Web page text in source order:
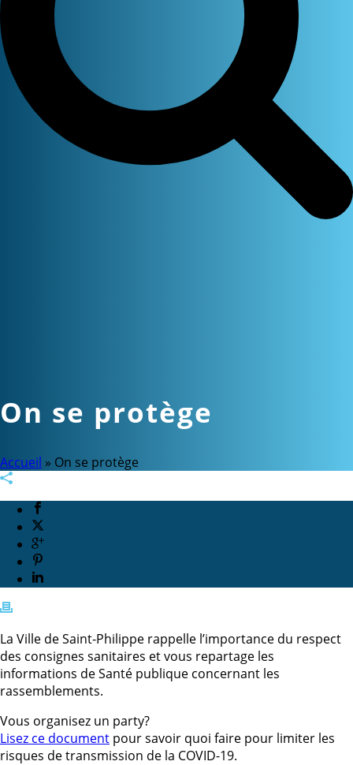
On se protège
Accueil » On se protège
La Ville de Saint-Philippe rappelle l’importance du respect
des consignes sanitaires et vous repartage les
informations de Santé publique concernant les
rassemblements.
Vous organisez un party?
Lisez ce document pour savoir quoi faire pour limiter les
risques de transmission de la COVID-19.